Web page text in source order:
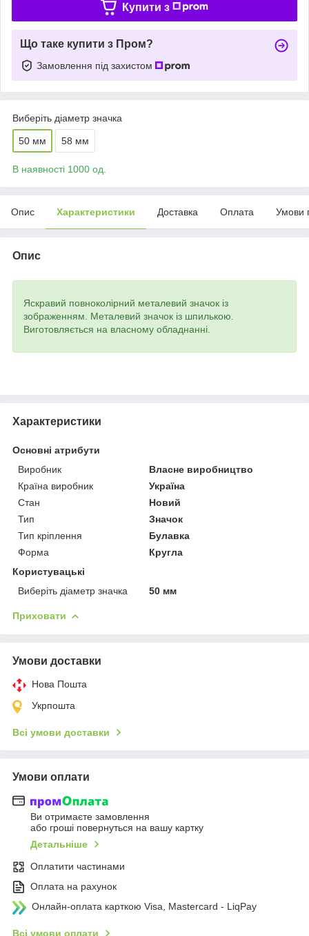
Купити з
Що таке купити з Пром?
Замовлення під захистом
Виберіть діаметр значка
50 мм 58 мм
В наявності 1000 од.
Опис Характеристики Доставка Оплата Умови
Опис
Яскравий повноколірний металевий значок із
зображенням. Металевий значок із шпилькою.
Виготовляється на власному обладнанні.
Характеристики
Основні атрибути
Виробник
Власне виробництво
Країна виробник
Україна
Стан
Новий
Тип
Значок
Тип кріплення
Булавка
Форма
Кругла
Користувацькі
Виберіть діаметр значка
50 мм
Приховати
Умови доставки
Нова Пошта
Укрпошта
Всі умови доставки
Умови оплати
Ви отримаєте замовлення
або гроші повернуться на вашу картку
Детальніше
Оплатити частинами
Оплата на рахунок
Онлайн-оплата карткою Visa, Mastercard - LiqPay
Всі умови оплати